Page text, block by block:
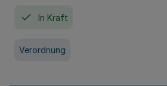
In Kraft
Verordnung